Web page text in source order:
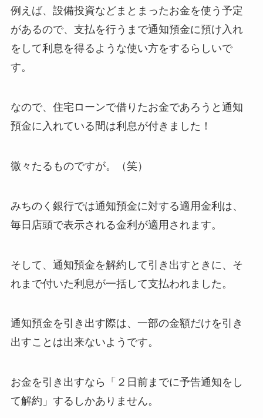
例えば、設備投資などまとまったお金を使う予定
があるので、支払を行うまで通知預金に預け入れ
をして利息を得るような使い方をするらしいで
す。
なので、 住宅ローンで借りたお金であろうと通知
預金に入れている間は利息が付きました！
微々たるものですが。（笑）
みちのく銀行では通知預金に対する適用金利は、
毎日店頭で表示される金利が適用されます。
そして、通知預金を解約して引き出すときに、そ
れまで付いた利息が一括して支払われました。
通知預金を引き出す際は、一部の金額だけを引き
出すことは出来ないようです。
お金を引き出すなら「２日前までに予告通知をし
て解約」するしかありません。